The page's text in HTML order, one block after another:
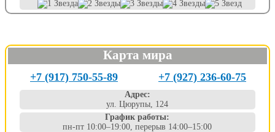
Карта мира
+7 (917) 750-55-89 +7 (927) 236-60-75
Адрес:
ул. Цюрупы, 124
График работы:
пн-пт 10:00–19:00, перерыв 14:00–15:00